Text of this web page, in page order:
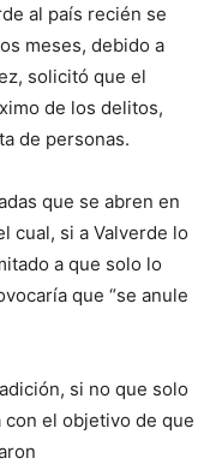
al país recién se
meses, debido a
solicitó que el
de los delitos,
de personas.
que se abren en
cual, si a Valverde lo
a que solo lo
que “se anule
si no que solo
con el objetivo de que